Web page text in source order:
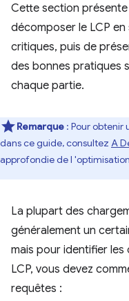
Cette section
décomposer le LCP
critiques, puis de
des bonnes pratiques
chaque partie.
Remarque : Pour obtenir
dans ce guide, consultez A
approfondie de l
La plupart des
généralement un
mais pour identifier
LCP, vous devez
requêtes :